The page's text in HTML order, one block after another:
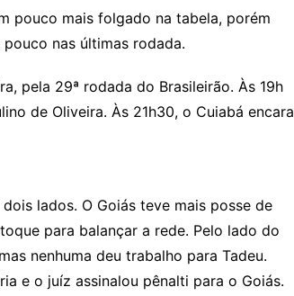
pouco mais folgado na tabela, porém
nas últimas rodada.
pela 29ª rodada do Brasileirão. Às 19h
de Oliveira. Às 21h30, o Cuiabá encara
lados. O Goiás teve mais posse de
para balançar a rede. Pelo lado do
nenhuma deu trabalho para Tadeu.
e o juíz assinalou pênalti para o Goiás.